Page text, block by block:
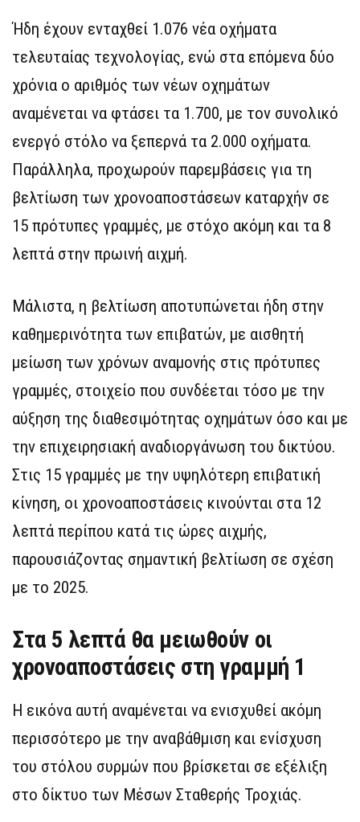
Ήδη έχουν ενταχθεί 1.076 νέα οχήματα
τελευταίας τεχνολογίας, ενώ στα επόμενα δύο
χρόνια ο αριθμός των νέων οχημάτων
αναμένεται να φτάσει τα 1.700, με τον συνολικό
ενεργό στόλο να ξεπερνά τα 2.000 οχήματα.
Παράλληλα, προχωρούν παρεμβάσεις για τη
βελτίωση των χρονοαποστάσεων καταρχήν σε
15 πρότυπες γραμμές, με στόχο ακόμη και τα 8
λεπτά στην πρωινή αιχμή.
Μάλιστα, η βελτίωση αποτυπώνεται ήδη στην
καθημερινότητα των επιβατών, με αισθητή
μείωση των χρόνων αναμονής στις πρότυπες
γραμμές, στοιχείο που συνδέεται τόσο με την
αύξηση της διαθεσιμότητας οχημάτων όσο και με
την επιχειρησιακή αναδιοργάνωση του δικτύου.
Στις 15 γραμμές με την υψηλότερη επιβατική
κίνηση, οι χρονοαποστάσεις κινούνται στα 12
λεπτά περίπου κατά τις ώρες αιχμής,
παρουσιάζοντας σημαντική βελτίωση σε σχέση
με το 2025.
Στα 5 λεπτά θα μειωθούν οι
χρονοαποστάσεις στη γραμμή 1
Η εικόνα αυτή αναμένεται να ενισχυθεί ακόμη
περισσότερο με την αναβάθμιση και ενίσχυση
του στόλου συρμών που βρίσκεται σε εξέλιξη
στο δίκτυο των Μέσων Σταθερής Τροχιάς.